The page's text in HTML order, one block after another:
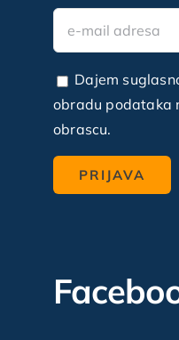
Dajem
obradu podataka
obrascu.